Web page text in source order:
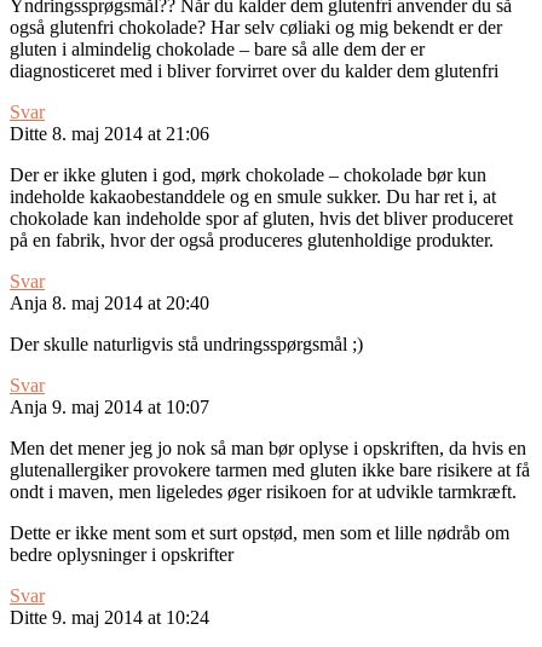
Yndringssprøgsmål?? Når du kalder dem glutenfri anvender du så
også glutenfri chokolade? Har selv cøliaki og mig bekendt er der
gluten i almindelig chokolade – bare så alle dem der er
diagnosticeret med i bliver forvirret over du kalder dem glutenfri
Svar
Ditte 8. maj 2014 at 21:06
Der er ikke gluten i god, mørk chokolade – chokolade bør kun
indeholde kakaobestanddele og en smule sukker. Du har ret i, at
chokolade kan indeholde spor af gluten, hvis det bliver produceret
på en fabrik, hvor der også produceres glutenholdige produkter.
Svar
Anja 8. maj 2014 at 20:40
Der skulle naturligvis stå undringsspørgsmål ;)
Svar
Anja 9. maj 2014 at 10:07
Men det mener jeg jo nok så man bør oplyse i opskriften, da hvis en
glutenallergiker provokere tarmen med gluten ikke bare risikere at få
ondt i maven, men ligeledes øger risikoen for at udvikle tarmkræft.
Dette er ikke ment som et surt opstød, men som et lille nødråb om
bedre oplysninger i opskrifter
Svar
Ditte 9. maj 2014 at 10:24